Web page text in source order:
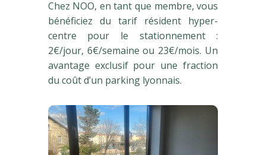
Chez NOO, en tant que membre, vous
bénéficiez du tarif résident hyper-
centre pour le stationnement :
2€/jour, 6€/semaine ou 23€/mois. Un
avantage exclusif pour une fraction
du coût d’un parking lyonnais.